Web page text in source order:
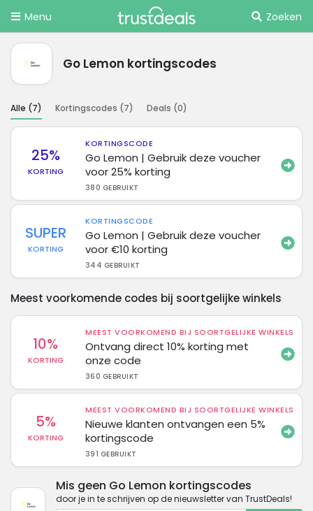
Menu Zoeken
Go Lemon kortingscodes
Alle (7) Kortingscodes (7) Deals (0)
25%
KORTING
KORTINGSCODE
Go Lemon | Gebruik deze voucher
voor 25% korting
380 GEBRUIKT
SUPER
KORTING
KORTINGSCODE
Go Lemon | Gebruik deze voucher
voor €10 korting
344 GEBRUIKT
Meest voorkomende codes bij soortgelijke winkels
10%
KORTING
MEEST VOORKOMEND BIJ SOORTGELIJKE WINKELS
Ontvang direct 10% korting met
onze code
360 GEBRUIKT
5%
KORTING
MEEST VOORKOMEND BIJ SOORTGELIJKE WINKELS
Nieuwe klanten ontvangen een 5%
kortingscode
391 GEBRUIKT
Mis geen Go Lemon kortingscodes
door je in te schrijven op de nieuwsletter van TrustDeals!